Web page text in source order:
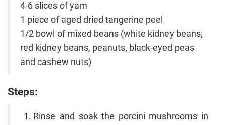
4-6 slices of yam
1 piece of aged dried tangerine peel
1/2 bowl of mixed beans (white kidney beans,
red kidney beans, peanuts, black-eyed peas
and cashew nuts)
Steps:
Rinse and soak the porcini mushrooms in